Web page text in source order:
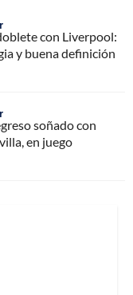
con Liverpool:
y buena definición
soñado con
en juego